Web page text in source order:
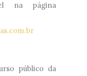
na página
público da